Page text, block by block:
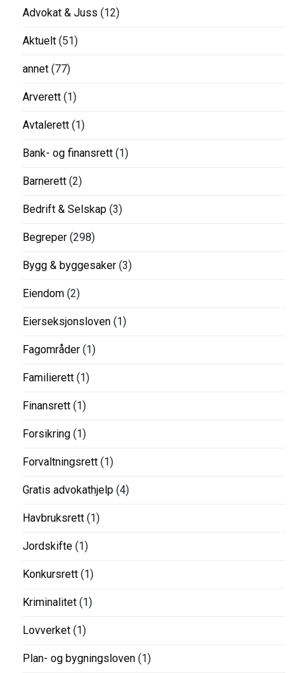
Advokat & Juss (12)
Aktuelt (51)
annet (77)
Arverett (1)
Avtalerett (1)
Bank- og finansrett (1)
Barnerett (2)
Bedrift & Selskap (3)
Begreper (298)
Bygg & byggesaker (3)
Eiendom (2)
Eierseksjonsloven (1)
Fagområder (1)
Familierett (1)
Finansrett (1)
Forsikring (1)
Forvaltningsrett (1)
Gratis advokathjelp (4)
Havbruksrett (1)
Jordskifte (1)
Konkursrett (1)
Kriminalitet (1)
Lovverket (1)
Plan- og bygningsloven (1)